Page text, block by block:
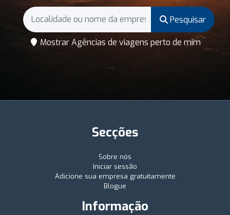
Pesquisar
Mostrar Agências de viagens perto de mim
Secções
Sobre nós
Iniciar sessão
Adicione sua empresa gratuitamente
Blogue
Informação